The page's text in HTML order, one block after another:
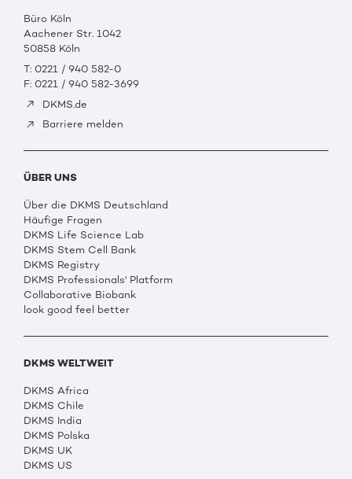
Büro Köln
Aachener Str. 1042
50858 Köln
T: 0221 / 940 582-0
F: 0221 / 940 582-3699
DKMS.de
Barriere melden
ÜBER UNS
Über die DKMS Deutschland
Häufige Fragen
DKMS Life Science Lab
DKMS Stem Cell Bank
DKMS Registry
DKMS Professionals' Platform
Collaborative Biobank
look good feel better
DKMS WELTWEIT
DKMS Africa
DKMS Chile
DKMS India
DKMS Polska
DKMS UK
DKMS US